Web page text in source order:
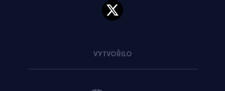
VYTVOŘILO